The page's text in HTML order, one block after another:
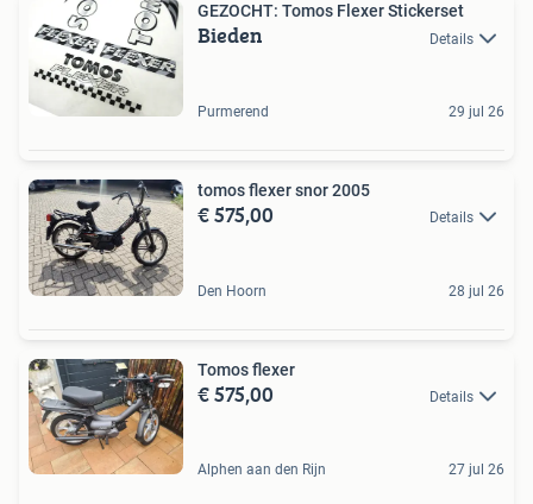
GEZOCHT: Tomos Flexer Stickerset
Bieden Details
Purmerend 29 jul 26
tomos flexer snor 2005
€ 575,00 Details
Den Hoorn 28 jul 26
Tomos flexer
€ 575,00 Details
Alphen aan den Rijn 27 jul 26